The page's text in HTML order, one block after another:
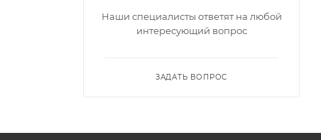
Наши специалисты ответят на любой
интересующий вопрос
ЗАДАТЬ ВОПРОС